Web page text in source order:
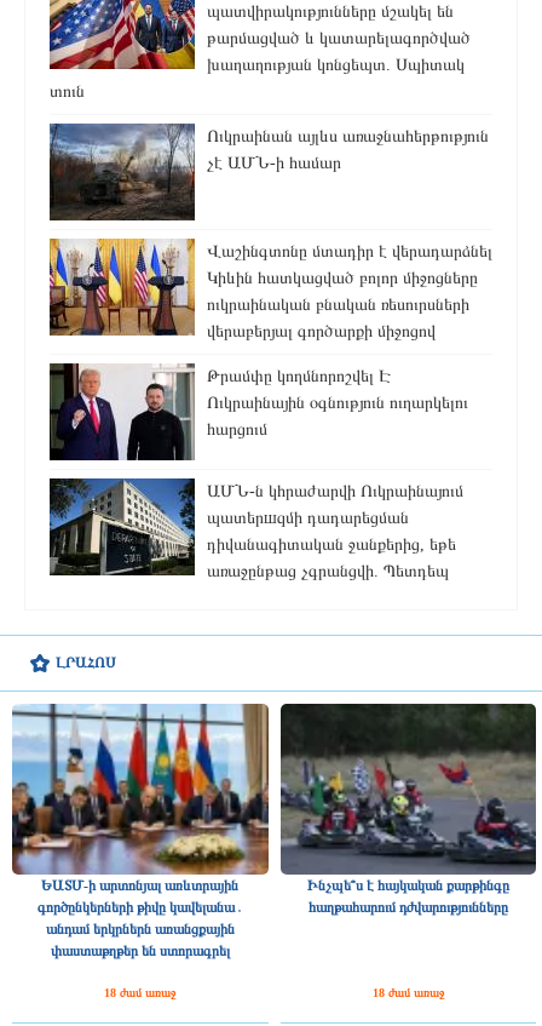
ԼՐԱՀՈՍ
ԵԱՏՄ-ի արտոնյալ առևտրային
գործընկերների թիվը կավելանա․
անդամ երկրներն առանցքային
փաստաթղթեր են ստորագրել
18 ժամ առաջ
Ինչպե՞ս է հայկական քարթինգը
հաղթահարում դժվարությունները
18 ժամ առաջ
պատվիրակությունները մշակել են
թարմացված և կատարելագործված
խաղաղության կոնցեպտ. Սպիտակ
տուն
Ուկրաինան այլևս առաջնահերթություն
չէ ԱՄՆ-ի համար
Վաշինգտոնը մտադիր է վերադարձնել
Կիևին հատկացված բոլոր միջոցները
ուկրաինական բնական ռեսուրսների
վերաբերյալ գործարքի միջոցով
Թրամփը կողմնորոշվել Է
Ուկրաինային օգնություն ուղարկելու
հարցում
ԱՄՆ-ն կհրաժարվի Ուկրաինայում
պատերшզմի դադարեցման
դիվանագիտական ​​ջանքերից, եթե
առաջընթաց չգրանցվի. Պետդեպ